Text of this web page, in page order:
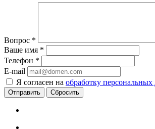
Вопрос *
Ваше имя *
Телефон *
E-mail
Я согласен на обработку
Сбросить